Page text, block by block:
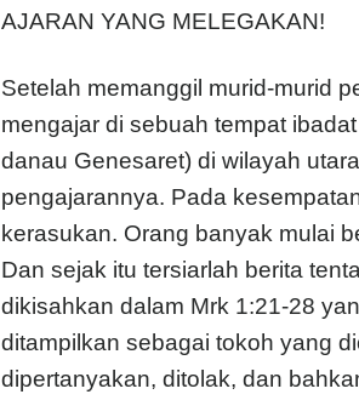
AJARAN YANG MELEGAKAN!
Setelah memanggil murid-murid
mengajar di sebuah tempat
danau Genesaret) di wilayah
pengajarannya. Pada
kerasukan. Orang banyak mulai
Dan sejak itu tersiarlah berita
dikisahkan dalam Mrk 1:21-28
ditampilkan sebagai tokoh yang
dipertanyakan, ditolak, dan